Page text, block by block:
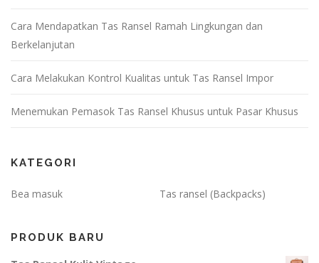
Cara Mendapatkan Tas Ransel Ramah Lingkungan dan
Berkelanjutan
Cara Melakukan Kontrol Kualitas untuk Tas Ransel Impor
Menemukan Pemasok Tas Ransel Khusus untuk Pasar Khusus
KATEGORI
Bea masuk Tas ransel (Backpacks)
PRODUK BARU